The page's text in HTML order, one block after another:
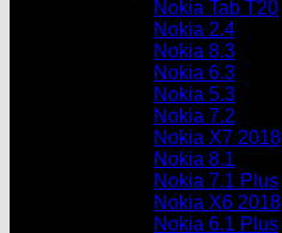
Nokia Tab T20
Nokia 2.4
Nokia 8.3
Nokia 6.3
Nokia 5.3
Nokia 7.2
Nokia X7 2018
Nokia 8.1
Nokia 7.1 Plus
Nokia X6 2018
Nokia 6.1 Plus